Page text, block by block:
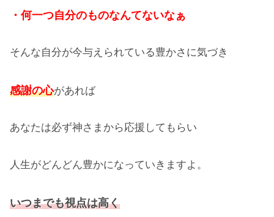
・何一つ自分のものなんてないなぁ
そんな自分が今与えられている豊かさに気づき
感謝の心があれば
あなたは必ず神さまから応援してもらい
人生がどんどん豊かになっていきますよ。
いつまでも視点は高く